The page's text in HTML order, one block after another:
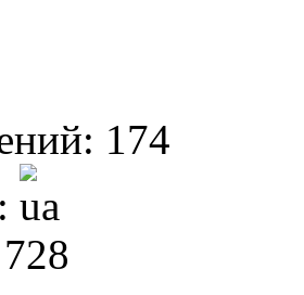
174